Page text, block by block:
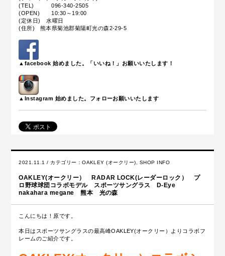
(TEL) 096-340-2505
(OPEN) 10:30～19:00
(定休日) 水曜日
(住所) 熊本県菊池郡菊陽町光の森2-29-5
▲facebook 始めました。「いいね！」お願いいたします！
▲Instagram 始めました。フォローお願いいたします
2021.11.1 / カテゴリー：OAKLEY (オークリー) SHOP INFO
OAKLEY(オークリー） RADAR LOCK(レーダーロック） プ
ロ野球球団コラボモデル スポーツサングラス D-Eye
nakahara megane 熊本 光の森
こんにちは！原です。
本日はスポーツサングラスの最高峰OAKLEY(オークリー）よりコラボフ
レームのご紹介です。